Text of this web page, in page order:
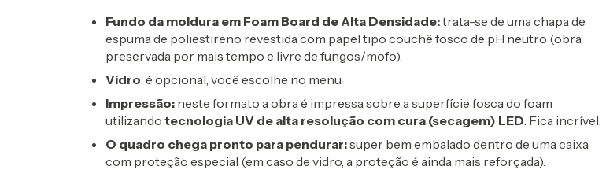
Fundo da moldura em Foam Board de Alta Densidade:trata-se de uma chapa de
espuma de poliestireno revestida com papel tipo couchê fosco de pH neutro (obra
preservada por mais tempo e livre de fungos/mofo).
Vidro: é opcional, você escolhe no menu.
Impressão: neste formato a obra é impressa sobre a superfície fosca do foam
utilizando tecnologia UV de alta resolução com cura (secagem) LED . Fica incrível.
O quadro chega pronto para pendurar:super bem embalado dentro de uma caixa
com proteção especial (em caso de vidro, a proteção é ainda mais reforçada).